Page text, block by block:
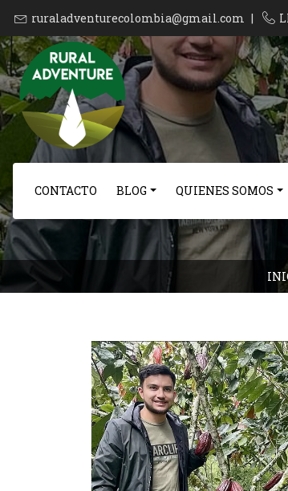
ruraladventurecolombia@gmail.com |
CONTACTO BLOG QUIENES SOMOS